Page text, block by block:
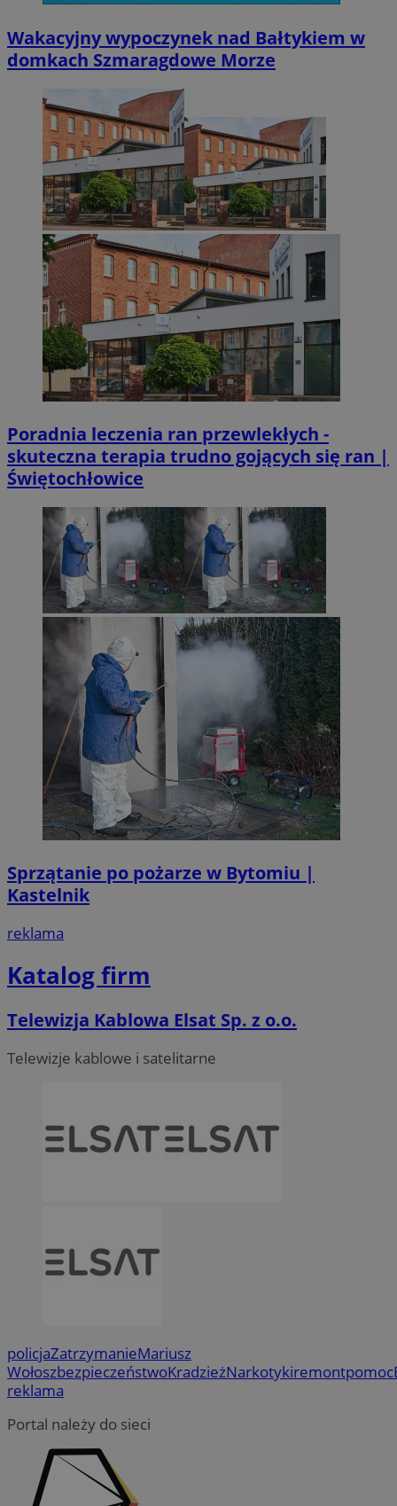
Wakacyjny wypoczynek nad Bałtykiem w
domkach Szmaragdowe Morze
Poradnia leczenia ran przewlekłych -
skuteczna terapia trudno gojących się ran |
Świętochłowice
Sprzątanie po pożarze w Bytomiu |
Kastelnik
reklama
Katalog firm
Telewizja Kablowa Elsat Sp. z o.o.
Telewizje kablowe i satelitarne
policjaZatrzymanieMariusz
WołoszbezpieczeństwoKradzieżNarkotykiremontpomoc
reklama
Portal należy do sieci